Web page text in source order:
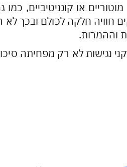
או קוגניטיביים, כמו
חוויה חלקה לכולם ובכך
וההמרות.
נגישות לא רק מפחיתה